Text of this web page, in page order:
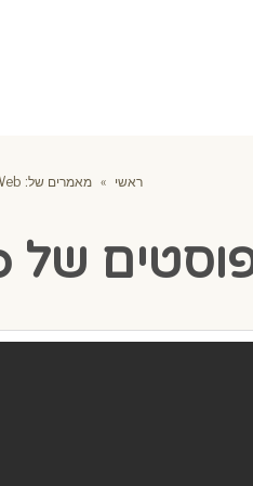
ראשי » מאמרים של: AdminEgoWeb (עמוד 2)
של